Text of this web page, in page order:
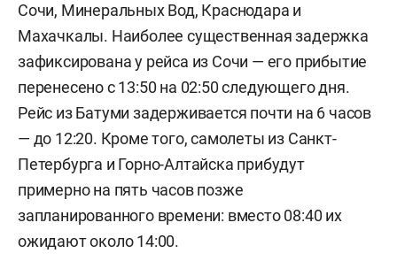
Сочи, Минеральных Вод, Краснодара и
Махачкалы. Наиболее существенная задержка
зафиксирована у рейса из Сочи — его прибытие
перенесено с 13:50 на 02:50 следующего дня.
Рейс из Батуми задерживается почти на 6 часов
— до 12:20. Кроме того, самолеты из Санкт-
Петербурга и Горно-Алтайска прибудут
примерно на пять часов позже
запланированного времени: вместо 08:40 их
ожидают около 14:00.